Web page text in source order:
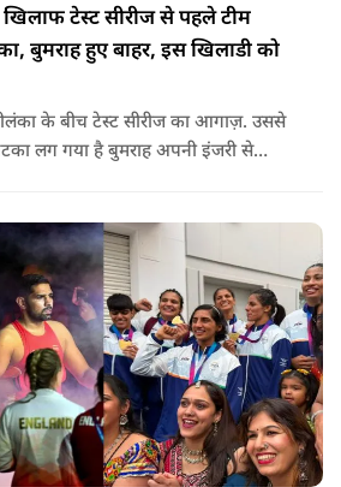
टेस्ट सीरीज से पहले टीम
बुमराह हुए बाहर, इस खिलाडी को
के बीच टेस्ट सीरीज का आगाज़. उससे
लग गया है बुमराह अपनी इंजरी से